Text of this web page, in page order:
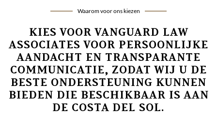
Waarom voor ons kiezen
KIES VOOR VANGUARD LAW
ASSOCIATES VOOR PERSOONLIJKE
AANDACHT EN TRANSPARANTE
COMMUNICATIE, ZODAT WIJ U DE
BESTE ONDERSTEUNING KUNNEN
BIEDEN DIE BESCHIKBAAR IS AAN
DE COSTA DEL SOL.